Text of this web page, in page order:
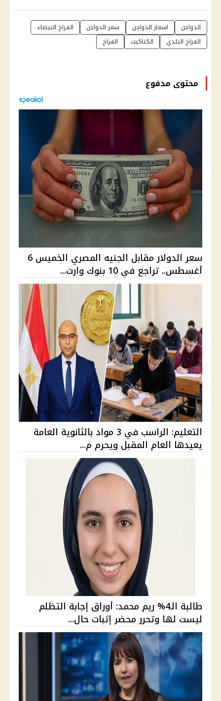
الدواجن اسعار الدواجن سعر الدواجن
الفراخ البيضاء
الفراخ البلدي
الكتاكيت الفراخ
محتوى مدفوع
سعر الدولار مقابل الجنيه المصري الخميس 6
أغسطس.. تراجع في 10 بنوك وارت...
التعليم: الراسب في 3 مواد بالثانوية العامة
يعيدها العام المقبل ويحرم م...
طالبة الـ4% ريم محمد: أوراق إجابة التظلم
ليست لها وتحرر محضر إثبات حال...